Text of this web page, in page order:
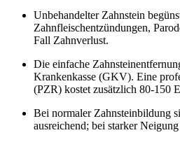
Unbehandelter Zahnstein
Zahnfleischentzündungen,
Fall Zahnverlust.
Die einfache
Krankenkasse (GKV). Eine
(PZR) kostet zusätzlich 80-150
Bei normaler Zahnsteinbildung
ausreichend; bei starker